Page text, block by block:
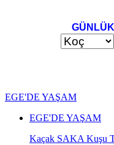
EGE'DE YAŞAM
EGE'DE YAŞAM
Kaçak SAKA Kuşu